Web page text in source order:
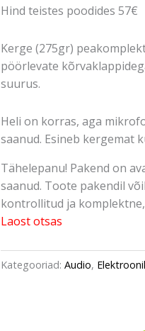
Hind teistes poodides 57€
Kerge (275gr)
pöörlevate
suurus.
Heli on korras, aga
saanud. Esineb kergemat
Tähelepanu! Pakend on
saanud. Toote pakendil
kontrollitud ja
Laost otsas
Kategooriad: Audio,